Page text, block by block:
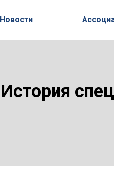
Новости
История